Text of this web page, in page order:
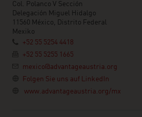
Col. Polanco V Sección
Delegación Miguel Hidalgo
11560 México, Distrito Federal
Mexiko
+52 55 5254 4418
+52 55 5255 1665
mexico@advantageaustria.org
Folgen Sie uns auf LinkedIn
www.advantageaustria.org/mx